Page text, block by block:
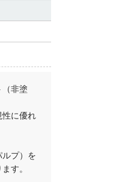
（非塗
性に優れ
プ）を
す。